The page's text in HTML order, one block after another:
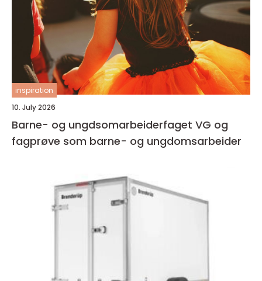
inspiration
10. July 2026
Barne- og ungdsomarbeiderfaget VG og
fagprøve som barne- og ungdomsarbeider